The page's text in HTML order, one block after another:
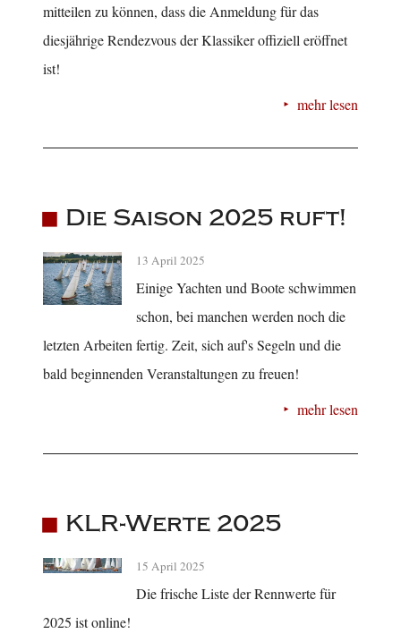
mitteilen zu können, dass die Anmeldung für das
diesjährige Rendezvous der Klassiker offiziell eröffnet
ist!
mehr lesen
Die Saison 2025 ruft!
13 April 2025
Einige Yachten und Boote schwimmen
schon, bei manchen werden noch die
letzten Arbeiten fertig. Zeit, sich auf's Segeln und die
bald beginnenden Veranstaltungen zu freuen!
mehr lesen
KLR-Werte 2025
15 April 2025
Die frische Liste der Rennwerte für
2025 ist online!